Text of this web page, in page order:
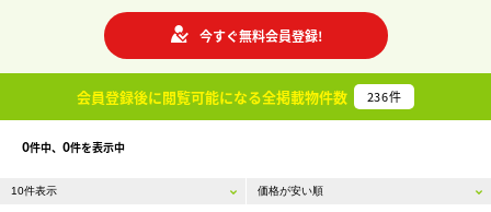
今すぐ無料会員登録!
会員登録後に閲覧可能になる全掲載物件数 236件
0件中、 0件を表示中